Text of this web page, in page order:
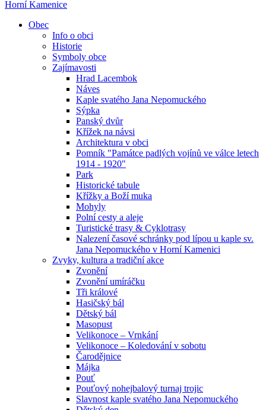
Horní Kamenice
Obec
Info o obci
Historie
Symboly obce
Zajímavosti
Hrad Lacembok
Náves
Kaple svatého Jana Nepomuckého
Sýpka
Panský dvůr
Křížek na návsi
Architektura v obci
Pomník "Památce padlých vojínů ve válce letech
1914 - 1920"
Park
Historické tabule
Křížky a Boží muka
Mohyly
Polní cesty a aleje
Turistické trasy & Cyklotrasy
Nalezení časové schránky pod lípou u kaple sv.
Jana Nepomuckého v Horní Kamenici
Zvyky, kultura a tradiční akce
Zvonění
Zvonění umíráčku
Tři králové
Hasičský bál
Dětský bál
Masopust
Velikonoce – Vrnkání
Velikonoce – Koledování v sobotu
Čarodějnice
Májka
Pouť
Pouťový nohejbalový turnaj trojic
Slavnost kaple svatého Jana Nepomuckého